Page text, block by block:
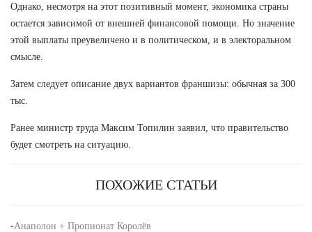
Однако, несмотря на этот позитивный момент, экономика страны
остается зависимой от внешней финансовой помощи. Но значение
этой выплаты преувеличено и в политическом, и в электоральном
смысле.
Затем следует описание двух вариантов франшизы: обычная за 300
тыс.
Ранее министр труда Максим Топилин заявил, что правительство
будет смотреть на ситуацию.
ПОХОЖИЕ СТАТЬИ
-Анаполон + Пропионат Королёв